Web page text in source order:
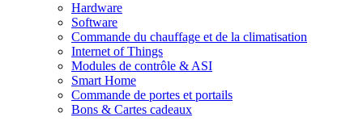
Hardware
Software
Commande du chauffage et de la climatisation
Internet of Things
Modules de contrôle & ASI
Smart Home
Commande de portes et portails
Bons & Cartes cadeaux